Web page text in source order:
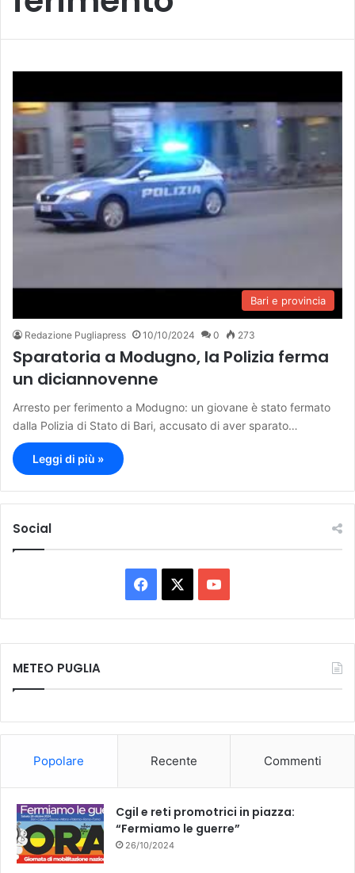
Bari e provincia
Redazione Pugliapress 10/10/2024 0 273
Sparatoria a Modugno, la Polizia ferma
un diciannovenne
Arresto per ferimento a Modugno: un giovane è stato fermato
dalla Polizia di Stato di Bari, accusato di aver sparato…
Leggi di più »
Social
a
c
k
o
u
METEO PUGLIA
Popolare Recente Commenti
Cgil e reti promotrici in piazza:
“Fermiamo le guerre”
26/10/2024